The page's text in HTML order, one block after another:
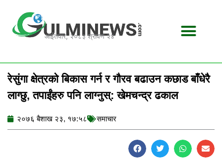
content
आईतवार, २०८३ श्रावण २४
रेसुंगा क्षेत्रको बिकास गर्न र गौरव बढाउन कछाड बाँधेरै
लाग्छु, तपाईंहरु पनि लाग्नुस्: खेमचन्द्र ढकाल
२०७६ बैशाख २३, १७:५८ समाचार